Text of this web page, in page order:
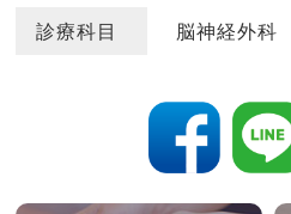
診療科目 脳神経外科